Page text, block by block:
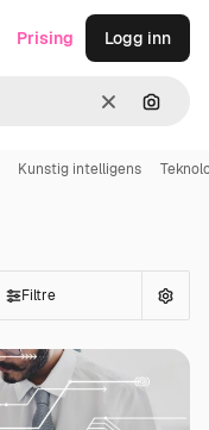
Slett Søk
Prising Logg inn
Kunstig intelligens
Filtre